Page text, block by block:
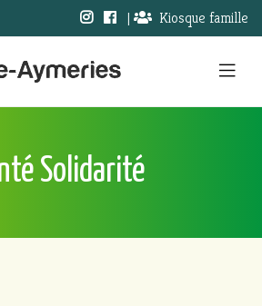
| Kiosque famille
Solidarité